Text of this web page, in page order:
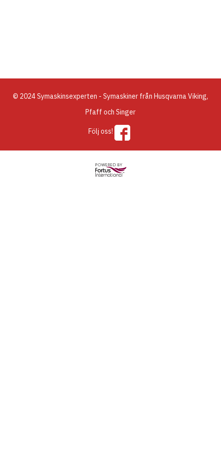
© 2024 Symaskinsexperten - Symaskiner från Husqvarna Viking,
Pfaff och Singer
Följ oss!